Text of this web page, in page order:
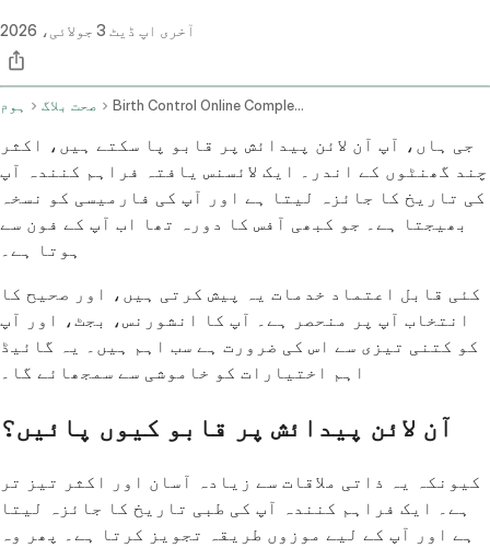
آخری اپ ڈیٹ 3 جولائی، 2026
ہوم صحت بلاگ Birth Control Online Complete 2026 Comparison Guide
جی ہاں، آپ آن لائن پیدائش پر قابو پا سکتے ہیں، اکثر
چند گھنٹوں کے اندر۔ ایک لائسنس یافتہ فراہم کنندہ آپ
کی تاریخ کا جائزہ لیتا ہے اور آپ کی فارمیسی کو نسخہ
بھیجتا ہے۔ جو کبھی آفس کا دورہ تھا اب آپ کے فون سے
ہوتا ہے۔
کئی قابل اعتماد خدمات یہ پیش کرتی ہیں، اور صحیح کا
انتخاب آپ پر منحصر ہے۔ آپ کا انشورنس، بجٹ، اور آپ
کو کتنی تیزی سے اس کی ضرورت ہے سب اہم ہیں۔ یہ گائیڈ
اہم اختیارات کو خاموشی سے سمجھائے گا۔
آن لائن پیدائش پر قابو کیوں پائیں؟
کیونکہ یہ ذاتی ملاقات سے زیادہ آسان اور اکثر تیز تر
ہے۔ ایک فراہم کنندہ آپ کی طبی تاریخ کا جائزہ لیتا
ہے اور آپ کے لیے موزوں طریقہ تجویز کرتا ہے۔ پھر وہ